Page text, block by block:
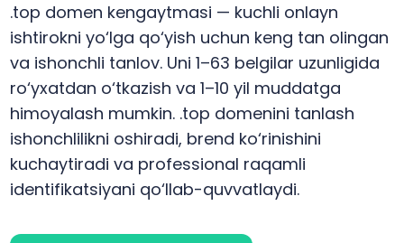
.top domen kengaytmasi — kuchli onlayn
ishtirokni yo‘lga qo‘yish uchun keng tan olingan
va ishonchli tanlov. Uni 1–63 belgilar uzunligida
ro‘yxatdan o‘tkazish va 1–10 yil muddatga
himoyalash mumkin. .top domenini tanlash
ishonchlilikni oshiradi, brend ko‘rinishini
kuchaytiradi va professional raqamli
identifikatsiyani qo‘llab-quvvatlaydi.